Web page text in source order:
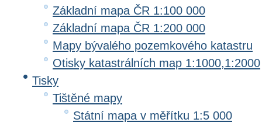
Základní mapa ČR 1:100 000
Základní mapa ČR 1:200 000
Mapy bývalého pozemkového katastru
Otisky katastrálních map 1:1000,1:2000
Tisky
Tištěné mapy
Státní mapa v měřítku 1:5 000